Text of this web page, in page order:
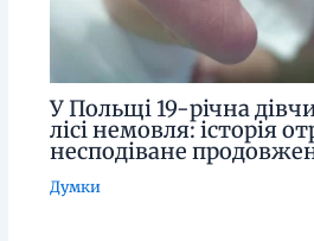
У Польщі 19-річна
лісі немовля: історія
несподіване
Думки